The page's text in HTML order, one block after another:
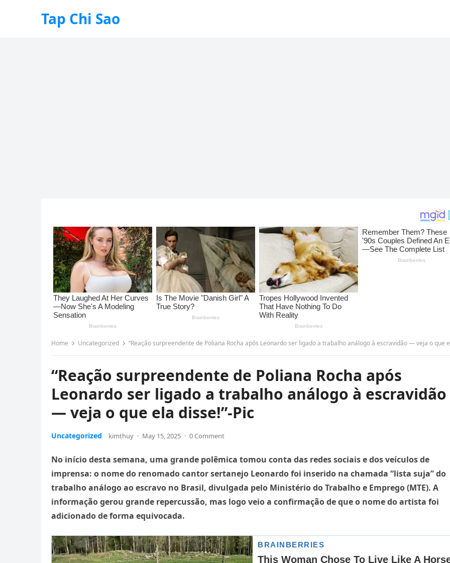
Tap Chi Sao
Home Uncategorized “Reação surpreendente de Poliana Rocha após Leonardo ser ligado a trabalho análogo à escravidão — veja o que ela disse!”-
“Reação surpreendente de Poliana Rocha após
Leonardo ser ligado a trabalho análogo à escravidão
— veja o que ela disse!”-Pic
Uncategorized kimthuy · May 15, 2025 · 0 Comment
No início desta semana, uma grande polêmica tomou conta das redes sociais e dos veículos de
imprensa: o nome do renomado cantor sertanejo Leonardo foi inserido na chamada “lista suja” do
trabalho análogo ao escravo no Brasil, divulgada pelo Ministério do Trabalho e Emprego (MTE). A
informação gerou grande repercussão, mas logo veio a confirmação de que o nome do artista foi
adicionado de forma equivocada.